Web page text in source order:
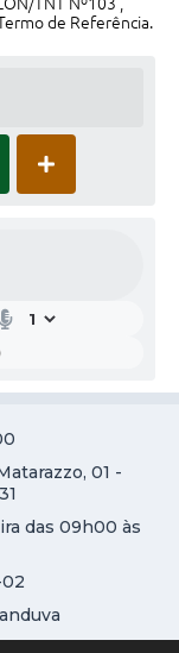
de Referência.
01 -
das 09h00 às